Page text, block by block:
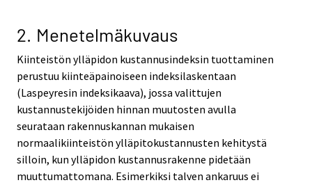
2. Menetelmäkuvaus
Kiinteistön ylläpidon kustannusindeksin tuottaminen
perustuu kiinteäpainoiseen indeksilaskentaan
(Laspeyresin indeksikaava), jossa valittujen
kustannustekijöiden hinnan muutosten avulla
seurataan rakennuskannan mukaisen
normaalikiinteistön ylläpitokustannusten kehitystä
silloin, kun ylläpidon kustannusrakenne pidetään
muuttumattomana. Esimerkiksi talven ankaruus ei